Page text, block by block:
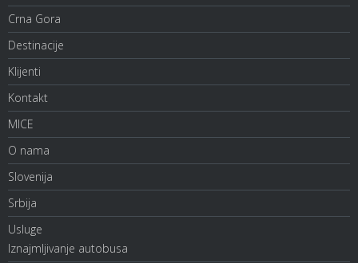
Crna Gora
Destinacije
Klijenti
Kontakt
MICE
O nama
Slovenija
Srbija
Usluge
Iznajmljivanje autobusa